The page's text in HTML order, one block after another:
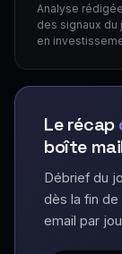
Analyse
des signaux
en
Le récap
boîte
Débrief du
dès la fin de
email par